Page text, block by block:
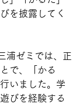
を披露してく
浦ゼミでは、正
で、「かる
いました。学
びを経験する